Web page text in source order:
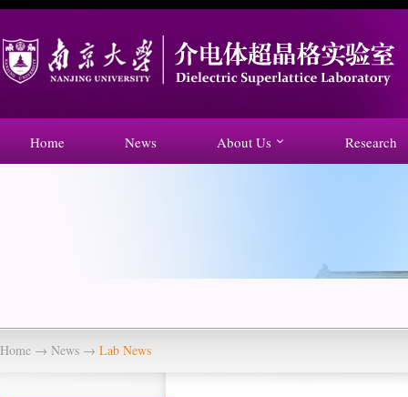
Home News About Us Research
Home → News → Lab News